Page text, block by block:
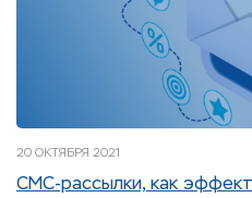
20 ОКТЯБРЯ 2021
СМС-рассылки, как